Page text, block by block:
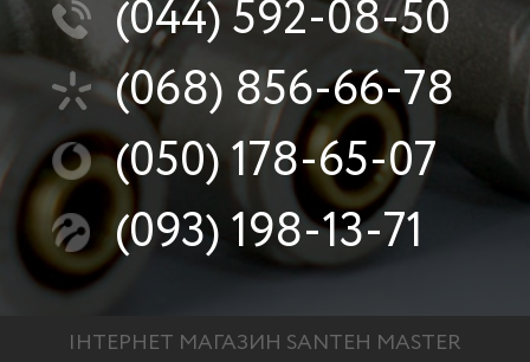
(044)592-08-50
(068) 856-66-78
(050)178-65-07
(093)198-13-71
ІНТЕРНЕТ МАГАЗИН SANTEH MASTER